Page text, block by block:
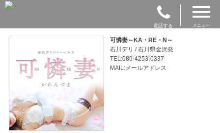
電話する メニュー
可憐妻～KA・RE・N～
石川デリ / 石川県金沢発
TEL:080-4253-0337
MAIL:メールアドレス